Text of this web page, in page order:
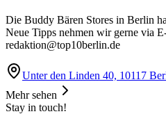
Die Buddy Bären Stores in Berlin
Neue Tipps nehmen wir gerne via
redaktion@top10berlin.de
Unter den Linden 40, 10117
Mehr sehen
Stay in touch!